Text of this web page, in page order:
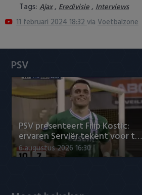
NAC Breda
PSV
Roda JC
SC Heerenveen
Sparta
Vitesse
Tags: Ajax, Eredivisie, Interviews
11 februari 2024 18:32via Voetbalzone
PSV
PSV presenteert Filip Kostic:
ervaren Serviër tekent voor t…
6 augustus 2026 16:30